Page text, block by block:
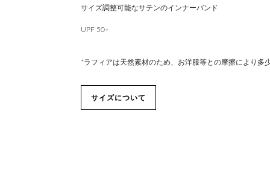
サイズ調整可能なサテンのインナーバンド
UPF 50+
*ラフィアは天然素材のため、お洋服等との摩擦により多
サイズについて